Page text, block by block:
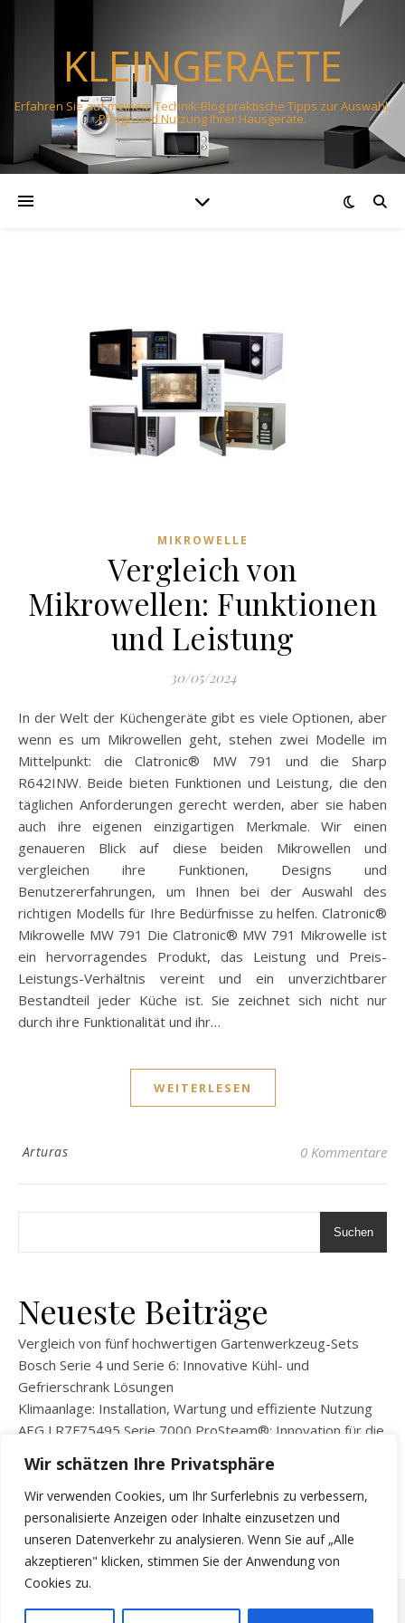
Wir schätzen Ihre Privatsphäre
Wir verwenden Cookies, um Ihr Surferlebnis zu verbessern,
personalisierte Anzeigen oder Inhalte einzusetzen und
unseren Datenverkehr zu analysieren. Wenn Sie auf „Alle
akzeptieren" klicken, stimmen Sie der Anwendung von
Cookies zu.
KLEINGERAETE
Erfahren Sie auf meinem Technik-Blog praktische Tipps zur Auswahl,
Pflege und Nutzung Ihrer Hausgeräte.
MIKROWELLE
Vergleich von
Mikrowellen: Funktionen
und Leistung
30/05/2024
In der Welt der Küchengeräte gibt es viele Optionen, aber
wenn es um Mikrowellen geht, stehen zwei Modelle im
Mittelpunkt: die Clatronic® MW 791 und die Sharp
R642INW. Beide bieten Funktionen und Leistung, die den
täglichen Anforderungen gerecht werden, aber sie haben
auch ihre eigenen einzigartigen Merkmale. Wir einen
genaueren Blick auf diese beiden Mikrowellen und
vergleichen ihre Funktionen, Designs und
Benutzererfahrungen, um Ihnen bei der Auswahl des
richtigen Modells für Ihre Bedürfnisse zu helfen. Clatronic®
Mikrowelle MW 791 Die Clatronic® MW 791 Mikrowelle ist
ein hervorragendes Produkt, das Leistung und Preis-
Leistungs-Verhältnis vereint und ein unverzichtbarer
Bestandteil jeder Küche ist. Sie zeichnet sich nicht nur
durch ihre Funktionalität und ihr…
WEITERLESEN
Arturas 0 Kommentare
Suchen
Neueste Beiträge
Vergleich von fünf hochwertigen Gartenwerkzeug-Sets
Bosch Serie 4 und Serie 6: Innovative Kühl- und
Gefrierschrank Lösungen
Klimaanlage: Installation, Wartung und effiziente Nutzung
AEG LR7F75495 Serie 7000 ProSteam®: Innovation für die
BEKO WLM81434NPSA Waschmaschine: Innovation und
Effizienz für Ihren Alltag
Copyright © 2026KKleingeraete